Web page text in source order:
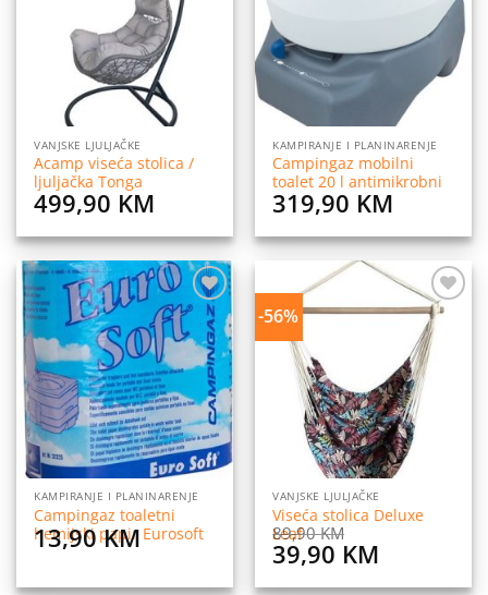
VANJSKE LJULJAČKE
Acamp viseća stolica /
ljuljačka Tonga
499,90 KM
želja
KAMPIRANJE I PLANINARENJE
Campingaz mobilni
toalet 20 l antimikrobni
319,90 KM
Dodaj
na
listu
želja
KAMPIRANJE I PLANINARENJE
Campingaz toaletni
hemijski papir Eurosoft
13,90KM
-56%
Dodaj
listu
želja
VANJSKE LJULJAČKE
Viseća stolica Deluxe
Leaf
89,90KM
Original
price
39,90 KM